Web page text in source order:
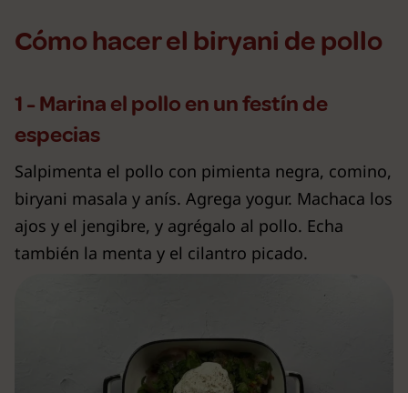
Cómo hacer el biryani de pollo
1 - Marina el pollo en un festín de
especias
Salpimenta el pollo con pimienta negra, comino,
biryani masala y anís. Agrega yogur. Machaca los
ajos y el jengibre, y agrégalo al pollo. Echa
también la menta y el cilantro picado.